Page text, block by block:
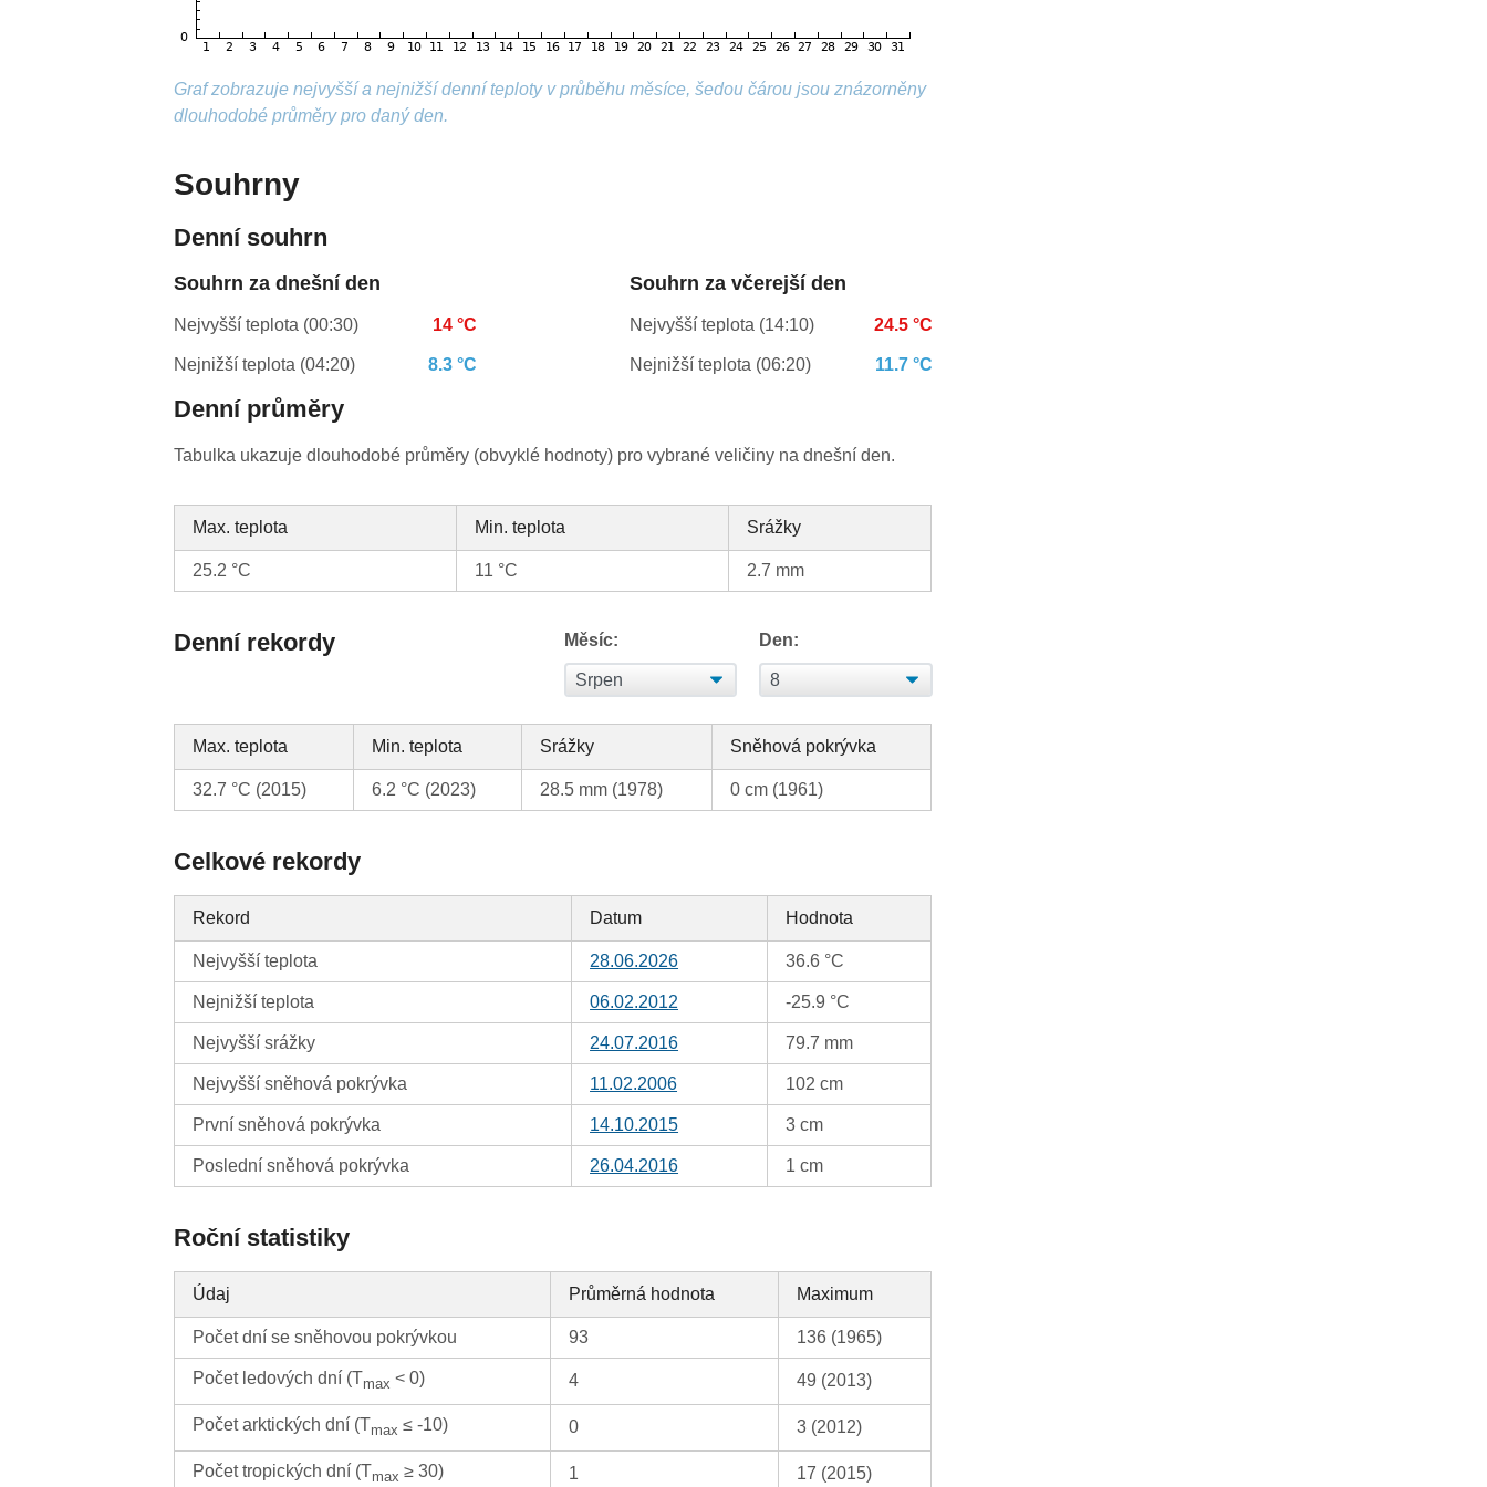
Graf zobrazuje nejvyšší a nejnižší denní teploty v průběhu měsíce, šedou čárou jsou znázorněny
dlouhodobé průměry pro daný den.
Souhrny
Denní souhrn
Souhrn za dnešní den
Nejvyšší teplota (00:30) 14 °C
Nejnižší teplota (04:20) 8.3 °C
Souhrn za včerejší den
Nejvyšší teplota (14:10) 24.5 °C
Nejnižší teplota (06:20) 11.7 °C
Denní průměry
Tabulka ukazuje dlouhodobé průměry (obvyklé hodnoty) pro vybrané veličiny na dnešní den.
Max. teplota Min. teplota Srážky
25.2 °C 11 °C 2.7 mm
Denní rekordy Měsíc: Den:
Max. teplota Min. teplota Srážky Sněhová pokrývka
32.7 °C (2015) 6.2 °C (2023) 28.5 mm (1978) 0 cm (1961)
Celkové rekordy
Rekord Datum Hodnota
Nejvyšší teplota 28.06.2026 36.6 °C
Nejnižší teplota 06.02.2012 -25.9 °C
Nejvyšší srážky 24.07.2016 79.7 mm
Nejvyšší sněhová pokrývka 11.02.2006 102 cm
První sněhová pokrývka 14.10.2015 3 cm
Poslední sněhová pokrývka 26.04.2016 1 cm
Roční statistiky
Údaj Průměrná hodnota Maximum
Počet dní se sněhovou pokrývkou 93 136 (1965)
Počet ledových dní (Tmax < 0) 4 49 (2013)
Počet arktických dní (Tmax ≤ -10) 0 3 (2012)
Počet tropických dní (Tmax ≥ 30) 1 17 (2015)